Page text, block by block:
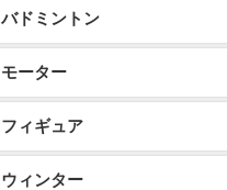
バドミントン
モーター
フィギュア
ウィンター